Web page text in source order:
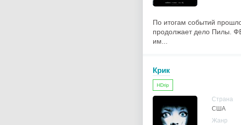
По итогам событий
продолжает дело Пилы.
им...
Крик
HDrip
Страна
США
Жанр